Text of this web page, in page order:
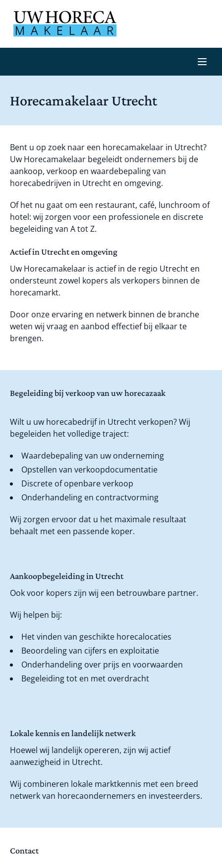
Horecamakelaar Utrecht
Bent u op zoek naar een horecamakelaar in Utrecht?
Uw Horecamakelaar begeleidt ondernemers bij de
aankoop, verkoop en waardebepaling van
horecabedrijven in Utrecht en omgeving.
Of het nu gaat om een restaurant, café, lunchroom of
hotel: wij zorgen voor een professionele en discrete
begeleiding van A tot Z.
Actief in Utrecht en omgeving
Uw Horecamakelaar is actief in de regio Utrecht en
ondersteunt zowel kopers als verkopers binnen de
horecamarkt.
Door onze ervaring en netwerk binnen de branche
weten wij vraag en aanbod effectief bij elkaar te
brengen.
Begeleiding bij verkoop van uw horecazaak
Wilt u uw horecabedrijf in Utrecht verkopen? Wij
begeleiden het volledige traject:
Waardebepaling van uw onderneming
Opstellen van verkoopdocumentatie
Discrete of openbare verkoop
Onderhandeling en contractvorming
Wij zorgen ervoor dat u het maximale resultaat
behaalt met een passende koper.
Aankoopbegeleiding in Utrecht
Ook voor kopers zijn wij een betrouwbare partner.
Wij helpen bij:
Het vinden van geschikte horecalocaties
Beoordeling van cijfers en exploitatie
Onderhandeling over prijs en voorwaarden
Begeleiding tot en met overdracht
Lokale kennis en landelijk netwerk
Hoewel wij landelijk opereren, zijn wij actief
aanwezigheid in Utrecht.
Wij combineren lokale marktkennis met een breed
netwerk van horecaondernemers en investeerders.
Contact